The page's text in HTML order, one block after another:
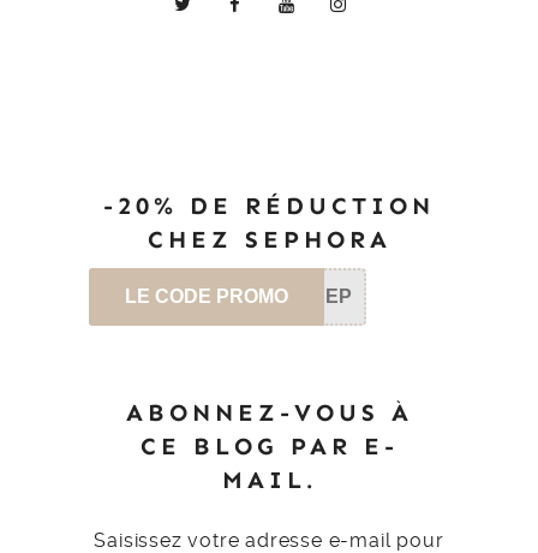
-20% DE RÉDUCTION
CHEZ SEPHORA
LE CODE PROMO SEP
ABONNEZ-VOUS À
CE BLOG PAR E-
MAIL.
Saisissez votre adresse e-mail pour